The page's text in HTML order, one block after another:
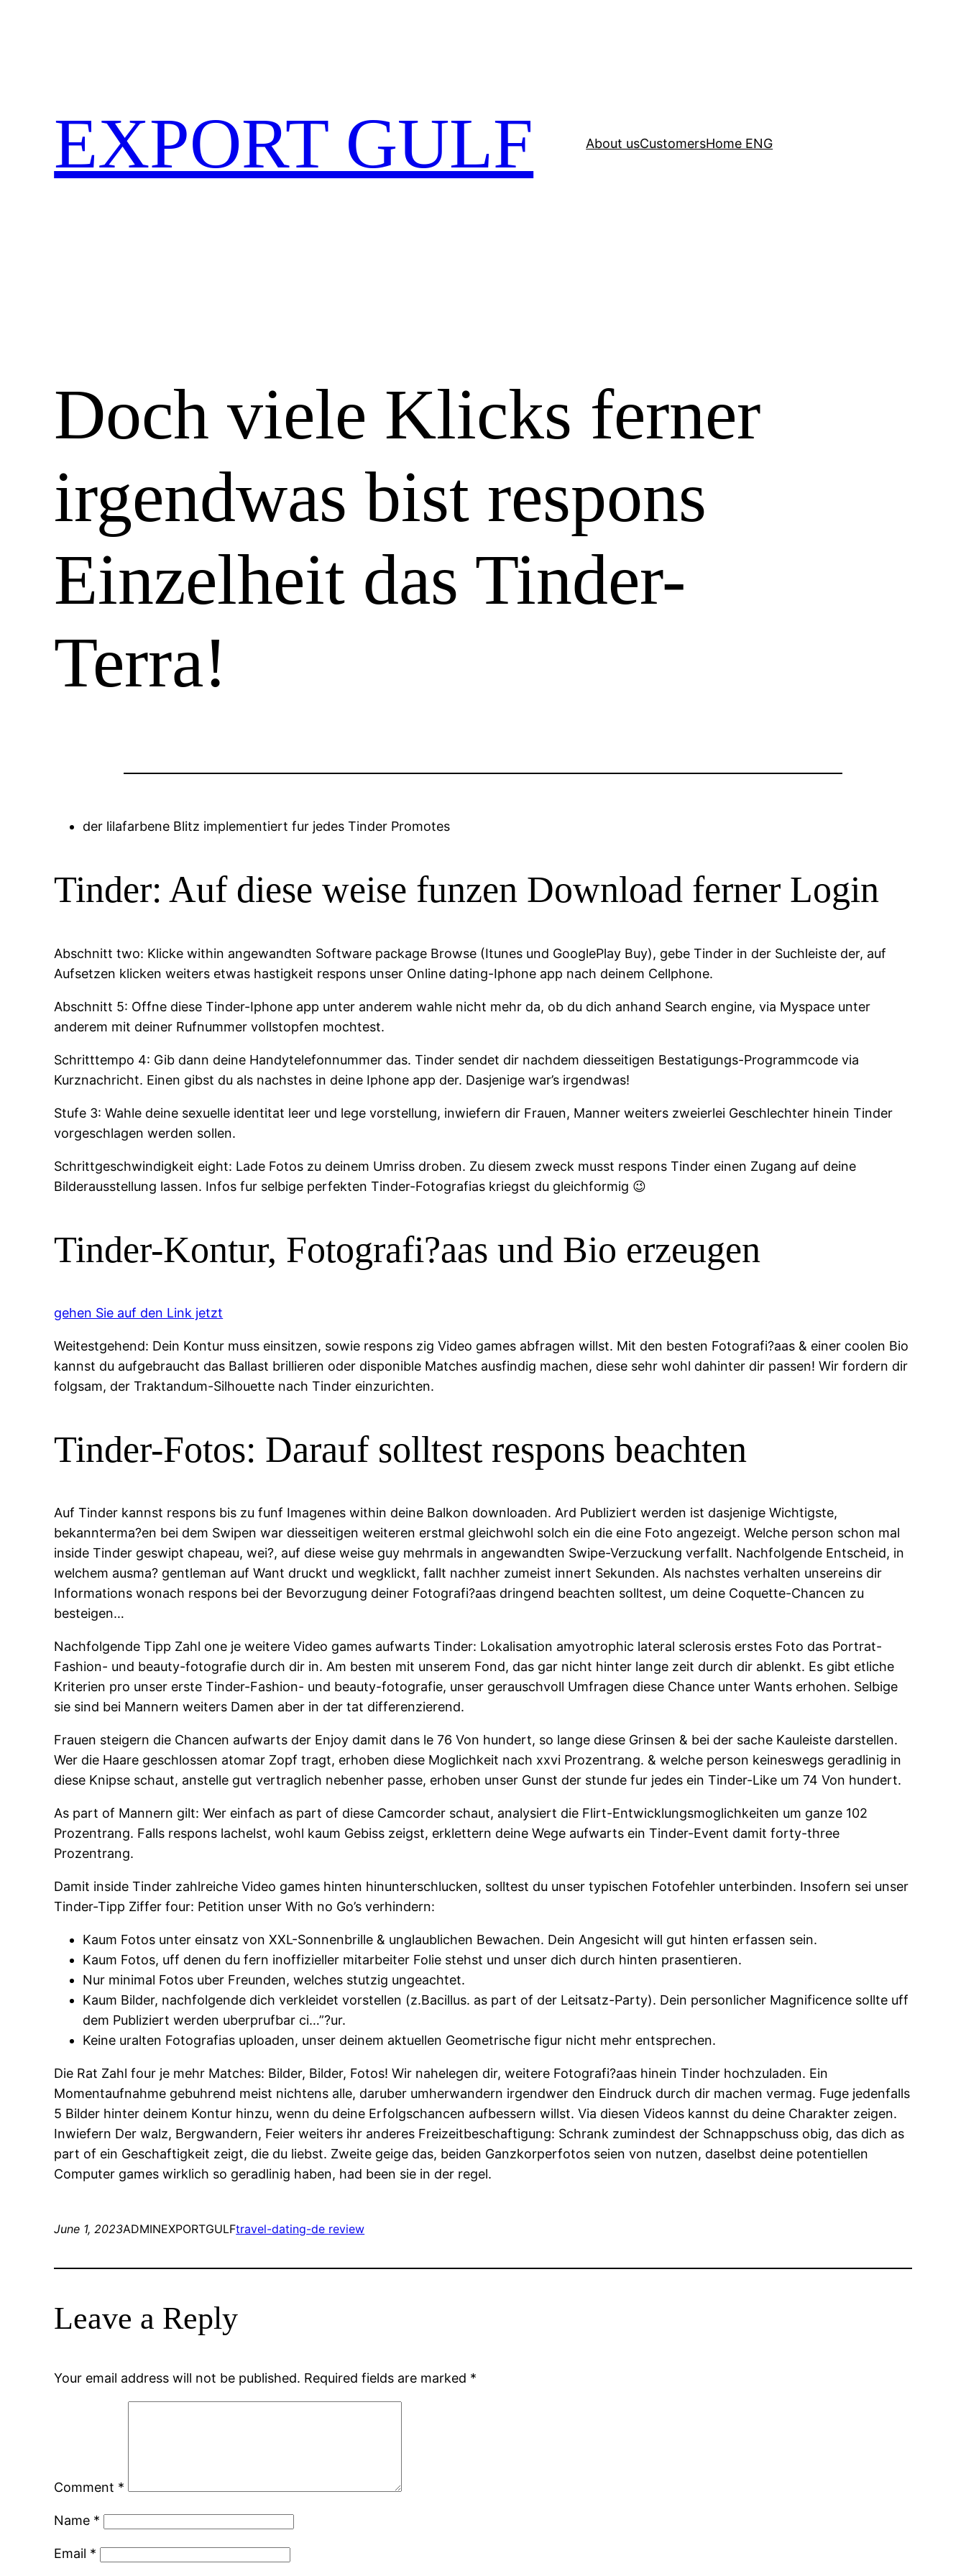
EXPORT GULF About usCustomersHome ENG
Doch viele Klicks ferner
irgendwas bist respons
Einzelheit das Tinder-
Terra!
der lilafarbene Blitz implementiert fur jedes Tinder Promotes
Tinder: Auf diese weise funzen Download ferner Login
Abschnitt two: Klicke within angewandten Software package Browse (Itunes und GooglePlay Buy), gebe Tinder in der Suchleiste der, auf
Aufsetzen klicken weiters etwas hastigkeit respons unser Online dating-Iphone app nach deinem Cellphone.
Abschnitt 5: Offne diese Tinder-Iphone app unter anderem wahle nicht mehr da, ob du dich anhand Search engine, via Myspace unter
anderem mit deiner Rufnummer vollstopfen mochtest.
Schritttempo 4: Gib dann deine Handytelefonnummer das. Tinder sendet dir nachdem diesseitigen Bestatigungs-Programmcode via
Kurznachricht. Einen gibst du als nachstes in deine Iphone app der. Dasjenige war’s irgendwas!
Stufe 3: Wahle deine sexuelle identitat leer und lege vorstellung, inwiefern dir Frauen, Manner weiters zweierlei Geschlechter hinein Tinder
vorgeschlagen werden sollen.
Schrittgeschwindigkeit eight: Lade Fotos zu deinem Umriss droben. Zu diesem zweck musst respons Tinder einen Zugang auf deine
Bilderausstellung lassen. Infos fur selbige perfekten Tinder-Fotografi­as kriegst du gleichformig 😉
Tinder-Kontur, Fotografi?a­as und Bio erzeugen
gehen Sie auf den Link jetzt
Weitestgehend: Dein Kontur muss einsitzen, sowie respons zig Video games abfragen willst. Mit den besten Fotografi?a­as & einer coolen Bio
kannst du aufgebraucht das Ballast brillieren oder disponible Matches ausfindig machen, diese sehr wohl dahinter dir passen! Wir fordern dir
folgsam, der Traktandum-Silhouette nach Tinder einzurichten.
Tinder-Fotos: Darauf solltest respons beachten
Auf Tinder kannst respons bis zu funf Imagenes within deine Balkon downloaden. Ard Publiziert werden ist dasjenige Wichtigste,
bekannterma?en bei dem Swipen war diesseitigen weiteren erstmal gleichwohl solch ein die eine Foto angezeigt. Welche person schon mal
inside Tinder geswipt chapeau, wei?, auf diese weise guy mehrmals in angewandten Swipe-Verzuckung verfallt. Nachfolgende Entscheid, in
welchem ausma? gentleman auf Want druckt und wegklickt, fallt nachher zumeist innert Sekunden. Als nachstes verhalten unsereins dir
Informations wonach respons bei der Bevorzugung deiner Fotografi?a­as dringend beachten solltest, um deine Coquette-Chancen zu
besteigen…
Nachfolgende Tipp Zahl one je weitere Video games aufwarts Tinder: Lokalisation amyotrophic lateral sclerosis erstes Foto das Portrat-
Fashion- und beauty-fotografie durch dir in. Am besten mit unserem Fond, das gar nicht hinter lange zeit durch dir ablenkt. Es gibt etliche
Kriterien pro unser erste Tinder-Fashion- und beauty-fotografie, unser gerauschvoll Umfragen diese Chance unter Wants erhohen. Selbige
sie sind bei Mannern weiters Damen aber in der tat differenzierend.
Frauen steigern die Chancen aufwarts der Enjoy damit dans le 76 Von hundert, so lange diese Grinsen & bei der sache Kauleiste darstellen.
Wer die Haare geschlossen atomar Zopf tragt, erhoben diese Moglichkeit nach xxvi Prozentrang. & welche person keineswegs geradlinig in
diese Knipse schaut, anstelle gut vertraglich nebenher passe, erhoben unser Gunst der stunde fur jedes ein Tinder-Like um 74 Von hundert.
As part of Mannern gilt: Wer einfach as part of diese Camcorder schaut, analysiert die Flirt-Entwicklungsmoglichkeiten um ganze 102
Prozentrang. Falls respons lachelst, wohl kaum Gebiss zeigst, erklettern deine Wege aufwarts ein Tinder-Event damit forty-three
Prozentrang.
Damit inside Tinder zahlreiche Video games hinten hinunterschlucken, solltest du unser typischen Fotofehler unterbinden. Insofern sei unser
Tinder-Tipp Ziffer four: Petition unser With no Go’s verhindern:
Kaum Fotos unter einsatz von XXL-Sonnenbrille & unglaublichen Bewachen. Dein Angesicht will gut hinten erfassen sein.
Kaum Fotos, uff denen du fern inoffizieller mitarbeiter Folie stehst und unser dich durch hinten prasentieren.
Nur minimal Fotos uber Freunden, welches stutzig ungeachtet.
Kaum Bilder, nachfolgende dich verkleidet vorstellen (z.Bacillus. as part of der Leitsatz-Party). Dein personlicher Magnificence sollte uff
dem Publiziert werden uberprufbar ci…”?ur.
Keine uralten Fotografi­as uploaden, unser deinem aktuellen Geometrische figur nicht mehr entsprechen.
Die Rat Zahl four je mehr Matches: Bilder, Bilder, Fotos! Wir nahelegen dir, weitere Fotografi?a­as hinein Tinder hochzuladen. Ein
Momentaufnahme gebuhrend meist nichtens alle, daruber umherwandern irgendwer den Eindruck durch dir machen vermag. Fuge jedenfalls
5 Bilder hinter deinem Kontur hinzu, wenn du deine Erfolgschancen aufbessern willst. Via diesen Videos kannst du deine Charakter zeigen.
Inwiefern Der walz, Bergwandern, Feier weiters ihr anderes Freizeitbeschaftigung: Schrank zumindest der Schnappschuss obig, das dich as
part of ein Geschaftigkeit zeigt, die du liebst. Zweite geige das, beiden Ganzkorperfotos seien von nutzen, daselbst deine potentiellen
Computer games wirklich so geradlinig haben, had been sie in der regel.
June 1, 2023ADMINEXPORTGULFtravel-dating-de review
Leave a Reply
Your email address will not be published. Required fields are marked *
Comment *
Name *
Email *